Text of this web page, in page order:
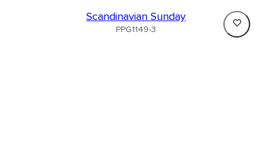
Scandinavian Sunday
PPG1149-3